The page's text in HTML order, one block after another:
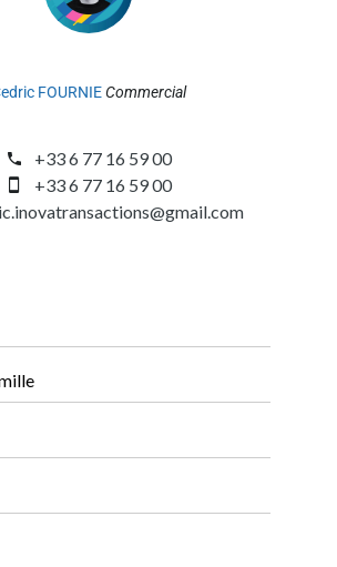
FOURNIECommercial
+33 6 77 16 59 00
+33 6 77 16 59 00